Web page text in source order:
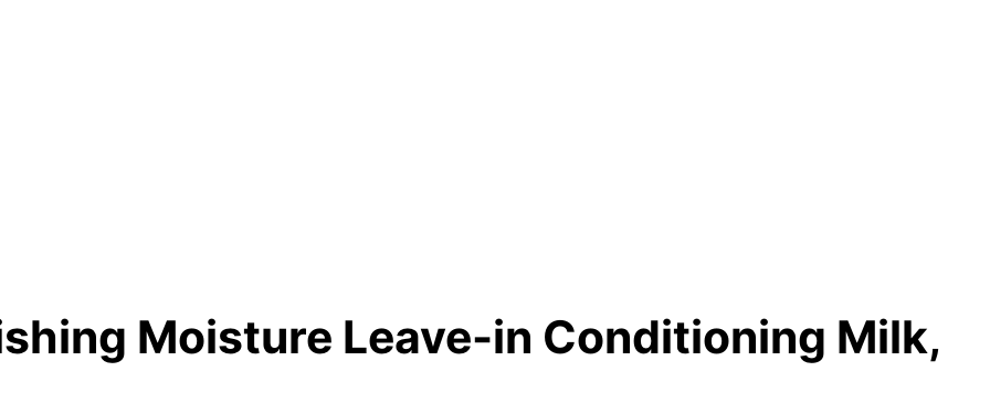
Moisture Leave-in Conditioning Milk,